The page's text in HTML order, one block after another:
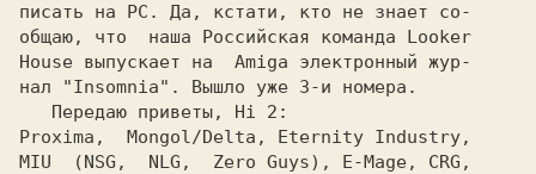
писать на PC. Да, кстати, кто не знает со-
общаю, что  наша Российская команда Looker
House выпускает на  Amiga электронный жур-
нал "Insomnia". Вышло уже 3-и номера.
Proxima,  Mongol/Delta, Eternity Industry,
MIU  (NSG,  NLG,  Zero Guys), E-Mage, CRG,